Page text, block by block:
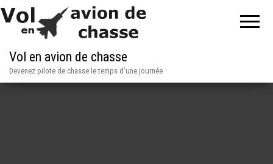
Vol en avion de chasse
Devenez pilote de chasse le temps d'une journée